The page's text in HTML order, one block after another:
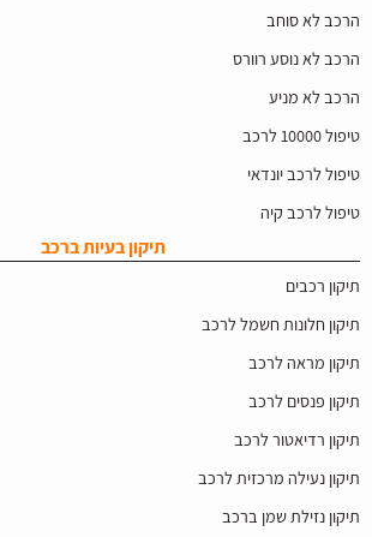
הרכב לא סוחב
הרכב לא נוסע רוורס
הרכב לא מניע
טיפול 10000 לרכב
טיפול לרכב יונדאי
טיפול לרכב קיה
תיקון בעיות ברכב
תיקון רכבים
תיקון חלונות חשמל לרכב
תיקון מראה לרכב
תיקון פנסים לרכב
תיקון רדיאטור לרכב
תיקון נעילה מרכזית לרכב
תיקון נזילת שמן ברכב